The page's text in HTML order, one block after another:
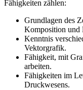
Fähigkeiten zählen:
Grundlagen des
Komposition und
Kenntnis
Vektorgrafik.
Fähigkeit, mit
arbeiten.
Fähigkeiten im
Druckwesens.